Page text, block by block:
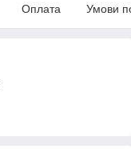
Оплата Умови